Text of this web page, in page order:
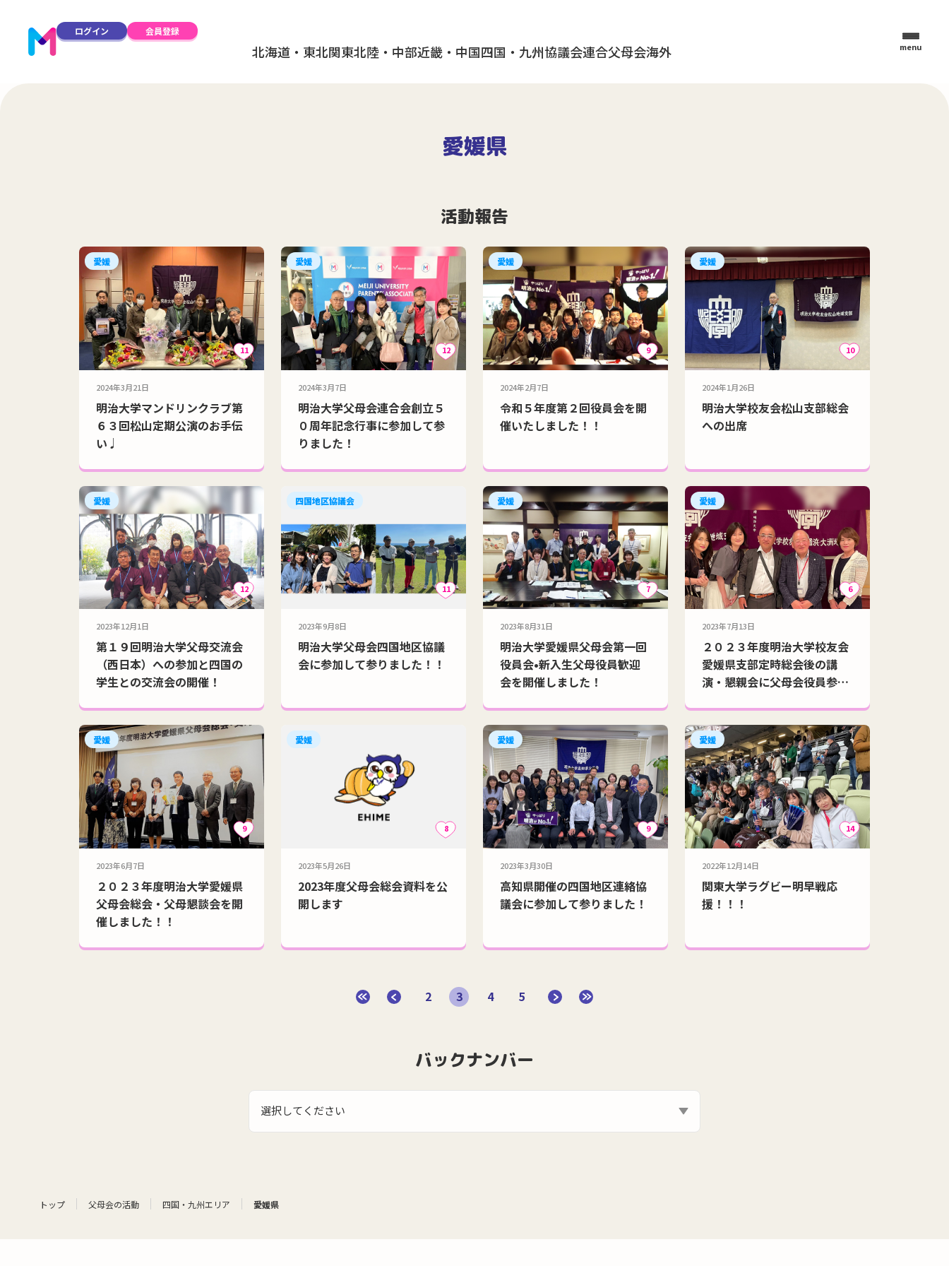
ログイン 会員登録
北海道・東北関東北陸・中部近畿・中国四国・九州協議会連合父母会海外 menu
愛媛県
活動報告
愛媛
11
2024年3月21日
明治大学マンドリンクラブ第
６３回松山定期公演のお手伝
い♩
愛媛
12
2024年3月7日
明治大学父母会連合会創立５
０周年記念行事に参加して参
りました！
愛媛
9
2024年2月7日
令和５年度第２回役員会を開
催いたしました！！
愛媛
10
2024年1月26日
明治大学校友会松山支部総会
への出席
愛媛
12
2023年12月1日
第１９回明治大学父母交流会
（西日本）への参加と四国の
学生との交流会の開催！
四国地区協議会
11
2023年9月8日
明治大学父母会四国地区協議
会に参加して参りました！！
愛媛
7
2023年8月31日
明治大学愛媛県父母会第一回
役員会•新入生父母役員歓迎
会を開催しました！
愛媛
6
2023年7月13日
２０２３年度明治大学校友会
愛媛県支部定時総会後の講
演・懇親会に父母会役員参
愛媛
9
2023年6月7日
２０２３年度明治大学愛媛県
父母会総会・父母懇談会を開
催しました！！
愛媛
8
2023年5月26日
2023年度父母会総会資料を公
開します
愛媛
9
2023年3月30日
高知県開催の四国地区連絡協
議会に参加して参りました！
愛媛
14
2022年12月14日
関東大学ラグビー明早戦応
援！！！
2 3 4 5
バックナンバー
選択してください
トップ 父母会の活動 四国・九州エリア 愛媛県